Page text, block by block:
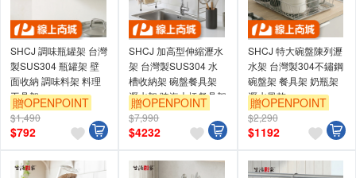
SHCJ 調味瓶罐架 台灣
製SUS304 瓶罐架 壁
面收納 調味料架 料理
工具架
贈OPENPOINT
訂單滿999享9折
$1,490
$792
SHCJ 加高型伸縮瀝水
架 台灣製SUS304 水
槽收納架 碗盤餐具架
瀝水架 跨海大橋餐具架
贈OPENPOINT
訂單滿999享9折
$7,990
$4232
SHCJ 特大碗盤陳列瀝
水架 台灣製304不鏽鋼
碗盤架 餐具架 奶瓶架
瀝水風乾
贈OPENPOINT
訂單滿999享9折
$2,290
$1192